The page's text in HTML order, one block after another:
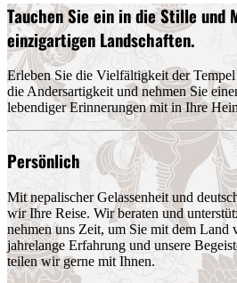
Tauchen Sie ein in die Stille und
einzigartigen Landschaften.
Erleben Sie die Vielfältigkeit der
die Andersartigkeit und nehmen Sie
lebendiger Erinnerungen mit in Ihre
Persönlich
Mit nepalischer Gelassenheit und
wir Ihre Reise. Wir beraten und
nehmen uns Zeit, um Sie mit dem Land
jahrelange Erfahrung und unsere
teilen wir gerne mit Ihnen.